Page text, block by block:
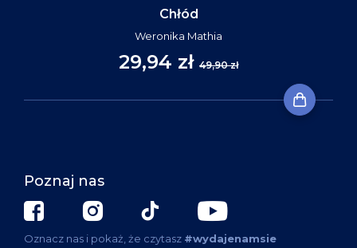
Chłód
Weronika Mathia
29,94 zł 49,90 zł
Poznaj nas
Oznacz nas i pokaż, że czytasz #wydajenamsie